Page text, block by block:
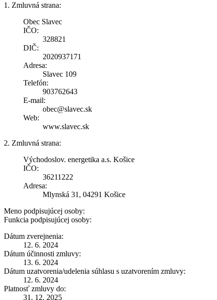
1. Zmluvná strana:
Obec Slavec
IČO:
328821
DIČ:
2020937171
Adresa:
Slavec 109
Telefón:
903762643
E-mail:
obec@slavec.sk
Web:
www.slavec.sk
2. Zmluvná strana:
Východoslov. energetika a.s. Košice
IČO:
36211222
Adresa:
Mlynská 31, 04291 Košice
Meno podpisujúcej osoby:
Funkcia podpisujúcej osoby:
Dátum zverejnenia:
12. 6. 2024
Dátum účinnosti zmluvy:
13. 6. 2024
Dátum uzatvorenia/udelenia súhlasu s uzatvorením zmluvy:
12. 6. 2024
Platnosť zmluvy do:
31. 12. 2025